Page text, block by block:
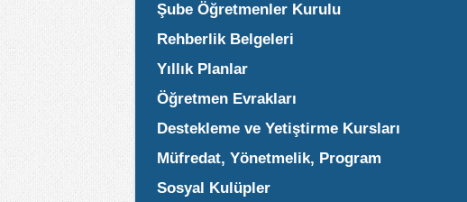
Şube Öğretmenler Kurulu
Rehberlik Belgeleri
Yıllık Planlar
Öğretmen Evrakları
Destekleme ve Yetiştirme Kursları
Müfredat, Yönetmelik, Program
Sosyal Kulüpler